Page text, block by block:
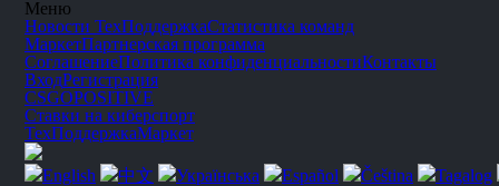
Меню
Новости ТехПоддержкаСтатистика команд
МаркетПартнерская программа
СоглашениеПолитика конфиденциальностиКонтакты
ВходРегистрация
CSGOPOSITIVE
Ставки на киберспорт
ТехПоддержкаМаркет
English 中文 Українська Español Čeština Tagalog